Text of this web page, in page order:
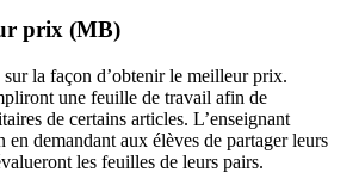
prix (MB)
la façon d’obtenir le meilleur prix.
une feuille de travail afin de
de certains articles. L’enseignant
en demandant aux élèves de partager leurs
les feuilles de leurs pairs.